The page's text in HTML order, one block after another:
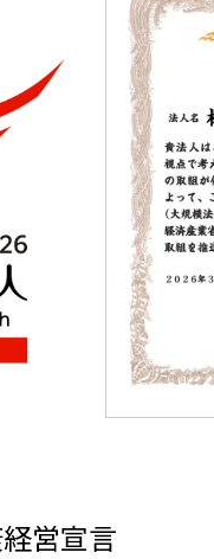
営宣言